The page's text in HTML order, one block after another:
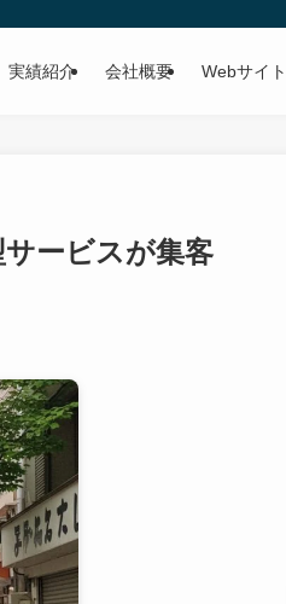
実績紹介 会社概要 Webサイ
ービスが集客